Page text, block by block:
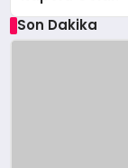
Son Dakika